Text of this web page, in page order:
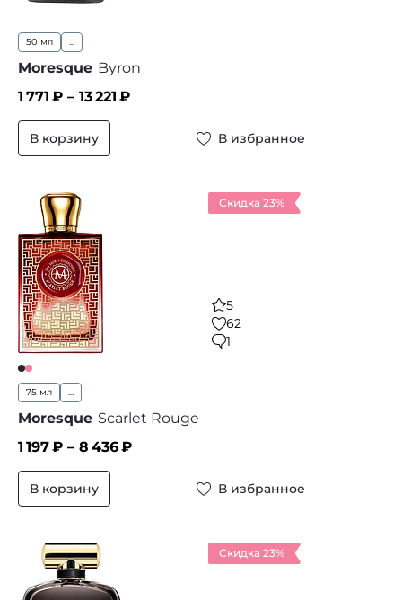
50 мл ...
Moresque Byron
1 771 ₽ – 13 221 ₽
В корзину В избранное
Скидка 23%
5
62
1
75 мл ...
Moresque Scarlet Rouge
1 197₽ – 8 436₽
В корзину В избранное
Скидка 23%